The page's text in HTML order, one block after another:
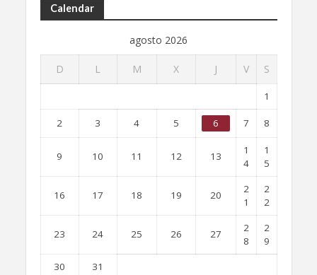
Calendar
agosto 2026
D L M X J V S
1
2 3 4 5 6 7 8
9 10 11 12 13
1
4
1
5
16 17 18 19 20
2
1
2
2
23 24 25 26 27
2
8
2
9
30
31